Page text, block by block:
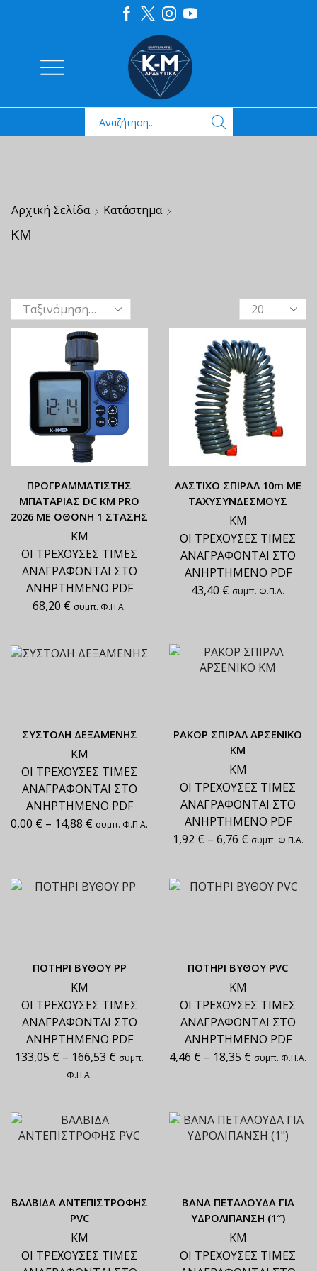
Αρχική Σελίδα Κατάστημα
ΚΜ
ΠΡΟΓΡΑΜΜΑΤΙΣΤΗΣ
ΜΠΑΤΑΡΙΑΣ DC KM PRO
2026 ΜΕ ΟΘΟΝΗ 1 ΣΤΑΣΗΣ
ΚΜ
ΟΙ ΤΡΕΧΟΥΣΕΣ ΤΙΜΕΣ
ΑΝΑΓΡΑΦΟΝΤΑΙ ΣΤΟ
ΑΝΗΡΤΗΜΕΝΟ PDF
68,20 € συμπ. Φ.Π.Α.
ΛΑΣΤΙΧΟ ΣΠΙΡΑΛ 10m ΜΕ
ΤΑΧΥΣΥΝΔΕΣΜΟΥΣ
ΚΜ
ΟΙ ΤΡΕΧΟΥΣΕΣ ΤΙΜΕΣ
ΑΝΑΓΡΑΦΟΝΤΑΙ ΣΤΟ
ΑΝΗΡΤΗΜΕΝΟ PDF
43,40 € συμπ. Φ.Π.Α.
ΣΥΣΤΟΛΗ ΔΕΞΑΜΕΝΗΣ
ΚΜ
ΟΙ ΤΡΕΧΟΥΣΕΣ ΤΙΜΕΣ
ΑΝΑΓΡΑΦΟΝΤΑΙ ΣΤΟ
ΑΝΗΡΤΗΜΕΝΟ PDF
0,00 € – 14,88 € συμπ. Φ.Π.Α.
ΡΑΚΟΡ ΣΠΙΡΑΛ ΑΡΣΕΝΙΚΟ
ΚΜ
ΚΜ
ΟΙ ΤΡΕΧΟΥΣΕΣ ΤΙΜΕΣ
ΑΝΑΓΡΑΦΟΝΤΑΙ ΣΤΟ
ΑΝΗΡΤΗΜΕΝΟ PDF
1,92 € – 6,76 € συμπ. Φ.Π.Α.
ΠΟΤΗΡΙ ΒΥΘΟΥ ΡΡ
ΚΜ
ΟΙ ΤΡΕΧΟΥΣΕΣ ΤΙΜΕΣ
ΑΝΑΓΡΑΦΟΝΤΑΙ ΣΤΟ
ΑΝΗΡΤΗΜΕΝΟ PDF
133,05 € – 166,53 € συμπ.
Φ.Π.Α.
ΠΟΤΗΡΙ ΒΥΘΟΥ PVC
ΚΜ
ΟΙ ΤΡΕΧΟΥΣΕΣ ΤΙΜΕΣ
ΑΝΑΓΡΑΦΟΝΤΑΙ ΣΤΟ
ΑΝΗΡΤΗΜΕΝΟ PDF
4,46 € – 18,35 € συμπ. Φ.Π.Α.
ΒΑΛΒΙΔΑ ΑΝΤΕΠΙΣΤΡΟΦΗΣ
PVC
ΚΜ
ΟΙ ΤΡΕΧΟΥΣΕΣ ΤΙΜΕΣ
ΒΑΝΑ ΠΕΤΑΛΟΥΔΑ ΓΙΑ
ΥΔΡΟΛΙΠΑΝΣΗ (1″)
ΚΜ
ΟΙ ΤΡΕΧΟΥΣΕΣ ΤΙΜΕΣ